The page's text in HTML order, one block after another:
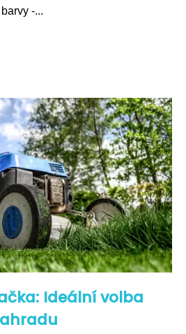
-...
Ideální volba